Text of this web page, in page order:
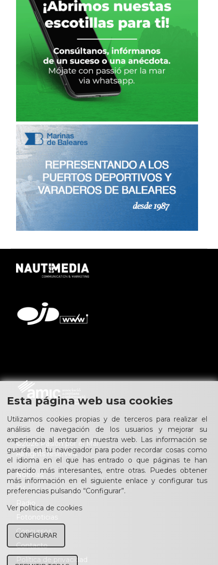
©2026 Pasión por el Mar.
All rights reserved.
Noticias
TV
Radio
Fotonoticias
Concursos
Contacto
Política de privacidad
Esta página web usa cookies
Utilizamos cookies propias y de terceros para realizar el
análisis de navegación de los usuarios y mejorar su
experiencia al entrar en nuestra web. Las información se
guarda en tu navegador para poder recordar cosas como
el idioma en el que has entrado o que páginas te han
parecido más interesantes, entre otras. Puedes obtener
más información en el siguiente enlace y configurar tus
preferencias pulsando “Configurar”.
Ver política de cookies
CONFIGURAR